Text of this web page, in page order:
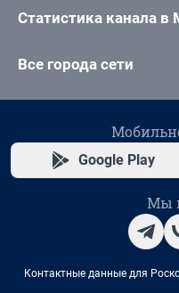
Статистика канала в
Все города сети
Google Play
Мы
Контактные данные для